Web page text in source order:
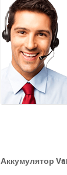
Аккумулятор